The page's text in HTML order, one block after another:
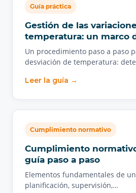
Guía práctica
Gestión de las
temperatura: un marco
Un procedimiento paso a paso
desviación de temperatura:
Leer la guía →
Cumplimiento normativo
Cumplimiento
guía paso a paso
Elementos fundamentales de
planificación, supervisión,…